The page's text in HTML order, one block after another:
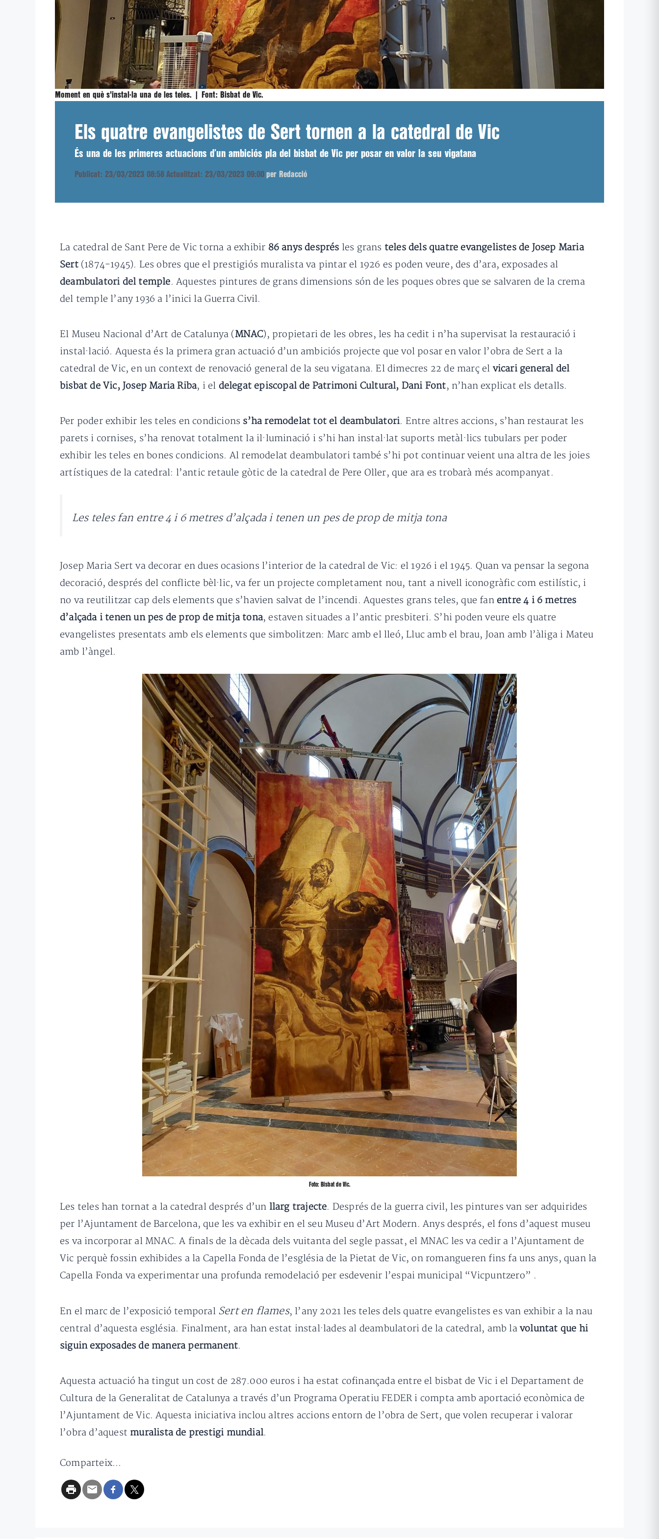
Moment en què s'instal·la una de les teles. | Font: Bisbat de Vic.
Els quatre evangelistes de Sert tornen a la catedral de Vic
És una de les primeres actuacions d’un ambiciós pla del bisbat de Vic per posar en valor la seu vigatana
Publicat: 23/03/2023 08:58 Actualitzat: 23/03/2023 09:00 per Redacció
La catedral de Sant Pere de Vic torna a exhibir 86 anys després les grans teles dels quatre evangelistes de Josep Maria
Sert(1874-1945). Les obres que el prestigiós muralista va pintar el 1926 es poden veure, des d’ara, exposades al
deambulatori del temple. Aquestes pintures de grans dimensions són de les poques obres que se salvaren de la crema
del temple l’any 1936 a l’inici la Guerra Civil.
El Museu Nacional d’Art de Catalunya (MNAC), propietari de les obres, les ha cedit i n’ha supervisat la restauració i
instal·lació. Aquesta és la primera gran actuació d’un ambiciós projecte que vol posar en valor l’obra de Sert a la
catedral de Vic, en un context de renovació general de la seu vigatana. El dimecres 22 de març el vicari general del
bisbat de Vic, Josep Maria Riba, i el delegat episcopal de Patrimoni Cultural, Dani Font, n’han explicat els detalls.
Per poder exhibir les teles en condicions s’ha remodelat tot el deambulatori. Entre altres accions, s’han restaurat les
parets i cornises, s’ha renovat totalment la il·luminació i s’hi han instal·lat suports metàl·lics tubulars per poder
exhibir les teles en bones condicions. Al remodelat deambulatori també s’hi pot continuar veient una altra de les joies
artístiques de la catedral: l’antic retaule gòtic de la catedral de Pere Oller, que ara es trobarà més acompanyat.
Les teles fan entre 4 i 6 metres d’alçada i tenen un pes de prop de mitja tona
Josep Maria Sert va decorar en dues ocasions l’interior de la catedral de Vic: el 1926 i el 1945. Quan va pensar la segona
decoració, després del conflicte bèl·lic, va fer un projecte completament nou, tant a nivell iconogràfic com estilístic, i
no va reutilitzar cap dels elements que s’havien salvat de l’incendi. Aquestes grans teles, que fan entre 4 i 6 metres
d’alçada i tenen un pes de prop de mitja tona, estaven situades a l’antic presbiteri. S’hi poden veure els quatre
evangelistes presentats amb els elements que simbolitzen: Marc amb el lleó, Lluc amb el brau, Joan amb l’àliga i Mateu
amb l’àngel.
Foto: Bisbat de Vic.
Les teles han tornat a la catedral després d’un llarg trajecte. Després de la guerra civil, les pintures van ser adquirides
per l’Ajuntament de Barcelona, que les va exhibir en el seu Museu d’Art Modern. Anys després, el fons d’aquest museu
es va incorporar al MNAC. A finals de la dècada dels vuitanta del segle passat, el MNAC les va cedir a l’Ajuntament de
Vic perquè fossin exhibides a la Capella Fonda de l’església de la Pietat de Vic, on romangueren fins fa uns anys, quan la
Capella Fonda va experimentar una profunda remodelació per esdevenir l’espai municipal “Vicpuntzero” .
En el marc de l’exposició temporal Sert en flames, l’any 2021 les teles dels quatre evangelistes es van exhibir a la nau
central d’aquesta església. Finalment, ara han estat instal·lades al deambulatori de la catedral, amb lavoluntat que hi
siguin exposades de manera permanent.
Aquesta actuació ha tingut un cost de 287.000 euros i ha estat cofinançada entre el bisbat de Vic i el Departament de
Cultura de la Generalitat de Catalunya a través d’un Programa Operatiu FEDER i compta amb aportació econòmica de
l’Ajuntament de Vic. Aquesta iniciativa inclou altres accions entorn de l’obra de Sert, que volen recuperar i valorar
l’obra d’aquest muralista de prestigi mundial.
Comparteix...